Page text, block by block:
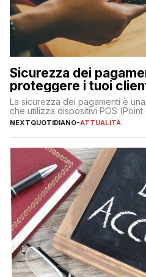
Sicurezza dei
proteggere i tuoi
La sicurezza dei pagamenti è
che utilizza dispositivi POS (Point
NEXTQUOTIDIANO-ATTUALITÀ